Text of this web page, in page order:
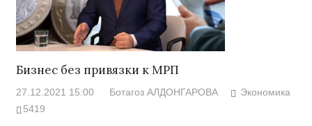
Бизнес без привязки к МРП
27.12.2021 15:00 Ботагоз АЛДОНГАРОВА
Экономика
5419